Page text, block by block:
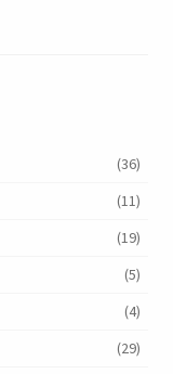
(36)
(11)
(19)
(5)
(4)
(29)